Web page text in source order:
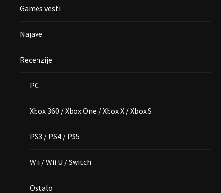
Games vesti
Najave
Recenzije
PC
Xbox 360 / Xbox One / Xbox X / Xbox S
PS3 / PS4 / PS5
Wii / Wii U / Switch
Ostalo